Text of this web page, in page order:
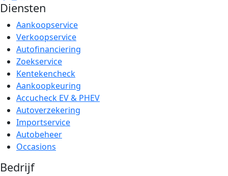
Diensten
Aankoopservice
Verkoopservice
Autofinanciering
Zoekservice
Kentekencheck
Aankoopkeuring
Accucheck EV & PHEV
Autoverzekering
Importservice
Autobeheer
Occasions
Bedrijf